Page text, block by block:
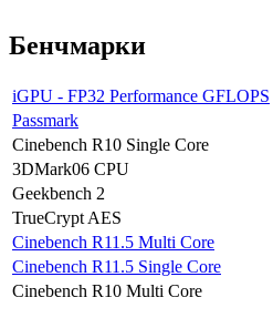
Бенчмарки
iGPU - FP32 Performance GFLOPS
Passmark
Cinebench R10 Single Core
3DMark06 CPU
Geekbench 2
TrueCrypt AES
Cinebench R11.5 Multi Core
Cinebench R11.5 Single Core
Cinebench R10 Multi Core